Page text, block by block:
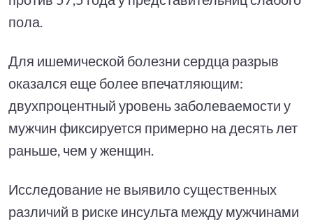
пола.
Для ишемической болезни сердца разрыв
оказался еще более впечатляющим:
двухпроцентный уровень заболеваемости у
мужчин фиксируется примерно на десять лет
раньше, чем у женщин.
Исследование не выявило существенных
различий в риске инсульта между мужчинами